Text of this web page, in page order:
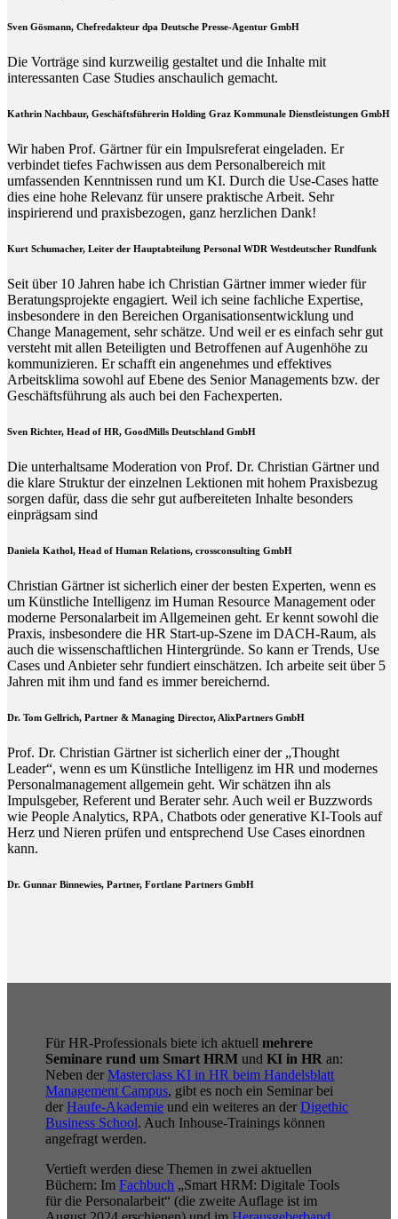
Sven Gösmann, Chefredakteur dpa Deutsche Presse-Agentur GmbH
Die Vorträge sind kurzweilig gestaltet und die Inhalte mit
interessanten Case Studies anschaulich gemacht.
Kathrin Nachbaur, Geschäftsführerin Holding Graz Kommunale Dienstleistungen GmbH
Wir haben Prof. Gärtner für ein Impulsreferat eingeladen. Er
verbindet tiefes Fachwissen aus dem Personalbereich mit
umfassenden Kenntnissen rund um KI. Durch die Use-Cases hatte
dies eine hohe Relevanz für unsere praktische Arbeit. Sehr
inspirierend und praxisbezogen, ganz herzlichen Dank!
Kurt Schumacher, Leiter der Hauptabteilung Personal WDR Westdeutscher Rundfunk
Seit über 10 Jahren habe ich Christian Gärtner immer wieder für
Beratungsprojekte engagiert. Weil ich seine fachliche Expertise,
insbesondere in den Bereichen Organisationsentwicklung und
Change Management, sehr schätze. Und weil er es einfach sehr gut
versteht mit allen Beteiligten und Betroffenen auf Augenhöhe zu
kommunizieren. Er schafft ein angenehmes und effektives
Arbeitsklima sowohl auf Ebene des Senior Managements bzw. der
Geschäftsführung als auch bei den Fachexperten.
Sven Richter, Head of HR, GoodMills Deutschland GmbH
Die unterhaltsame Moderation von Prof. Dr. Christian Gärtner und
die klare Struktur der einzelnen Lektionen mit hohem Praxisbezug
sorgen dafür, dass die sehr gut aufbereiteten Inhalte besonders
einprägsam sind
Daniela Kathol, Head of Human Relations, crossconsulting GmbH
Christian Gärtner ist sicherlich einer der besten Experten, wenn es
um Künstliche Intelligenz im Human Resource Management oder
moderne Personalarbeit im Allgemeinen geht. Er kennt sowohl die
Praxis, insbesondere die HR Start-up-Szene im DACH-Raum, als
auch die wissenschaftlichen Hintergründe. So kann er Trends, Use
Cases und Anbieter sehr fundiert einschätzen. Ich arbeite seit über 5
Jahren mit ihm und fand es immer bereichernd.
Dr. Tom Gellrich, Partner & Managing Director, AlixPartners GmbH
Prof. Dr. Christian Gärtner ist sicherlich einer der „Thought
Leader“, wenn es um Künstliche Intelligenz im HR und modernes
Personalmanagement allgemein geht. Wir schätzen ihn als
Impulsgeber, Referent und Berater sehr. Auch weil er Buzzwords
wie People Analytics, RPA, Chatbots oder generative KI-Tools auf
Herz und Nieren prüfen und entsprechend Use Cases einordnen
kann.
Dr. Gunnar Binnewies, Partner, Fortlane Partners GmbH
Für HR-Professionals biete ich aktuellmehrere
Seminare rund um Smart HRM undKI in HR an:
Neben derMasterclass KI in HR beim Handelsblatt
Management Campus, gibt es noch ein Seminar bei
derHaufe-Akademie und ein weiteres an derDigethic
Business School. Auch Inhouse-Trainings können
angefragt werden.
Vertieft werden diese Themen in zwei aktuellen
Büchern: ImFachbuch „Smart HRM: Digitale Tools
für die Personalarbeit“ (die zweite Auflage ist im